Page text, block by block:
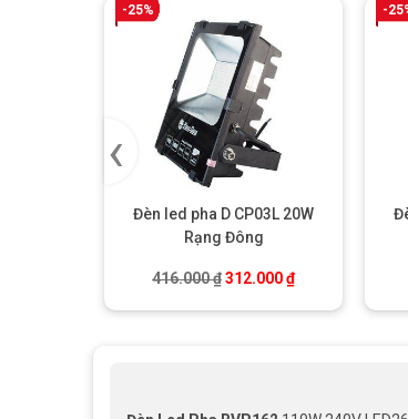
-25%
Đèn led pha D CP03L 20W
Rạng Đông
416.000₫Giá gốc là: 416.000 ₫.
312.000₫Giá hiện tại là:
-
‹